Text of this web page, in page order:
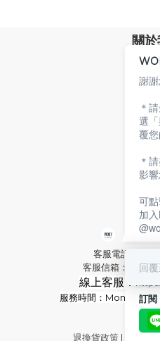
關
品牌
專業
環保
顧
服務
隱私
聯
客服電話：02-
客服信箱：
線上客服：
服務時間：Mon-Fri
退換貨政策 |
謝謝
＊
選
覆您
＊
影
可
加
回